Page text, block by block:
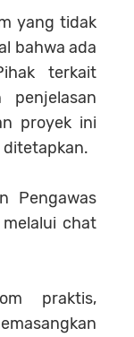
yang tidak
bahwa ada
terkait
penjelasan
proyek ini
ditetapkan.
Pengawas
chat
praktis,